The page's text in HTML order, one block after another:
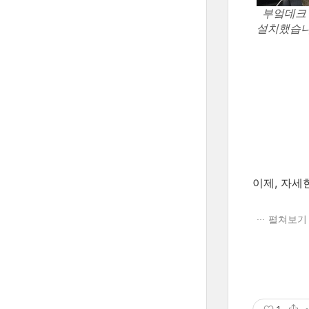
부엌데
설치했습
이제, 자세
펼쳐보기